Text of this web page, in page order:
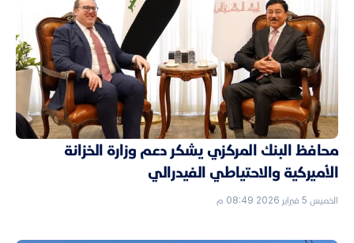
محافظ البنك المركزي يشكر دعم وزارة الخزانة
الأميركية والاحتياطي الفيدرالي
الخميس 5 فبراير 2026 08:49 م